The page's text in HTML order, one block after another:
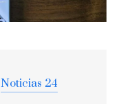
Noticias 24